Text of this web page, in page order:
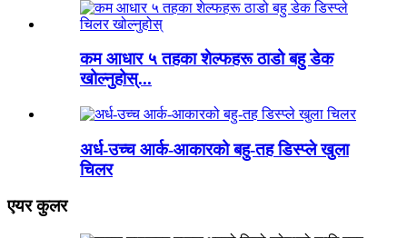
कम आधार ५ तहका शेल्फहरू ठाडो बहु डेक
खोल्नुहोस्...
अर्ध-उच्च आर्क-आकारको बहु-तह डिस्प्ले खुला
चिलर
एयर कुलर